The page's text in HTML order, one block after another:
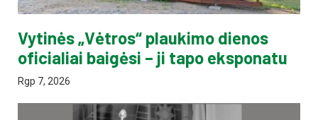
Vytinės „Vėtros“ plaukimo dienos
oficialiai baigėsi – ji tapo eksponatu
Rgp 7, 2026